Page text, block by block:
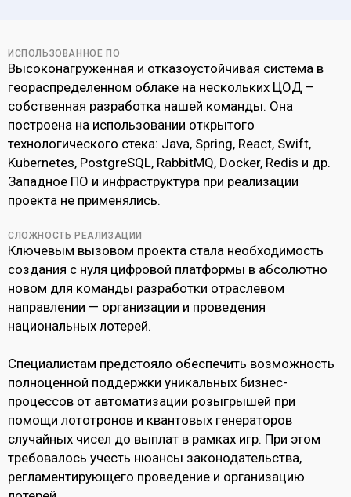
ИСПОЛЬЗОВАННОЕ ПО
Высоконагруженная и отказоустойчивая система в
геораспределенном облаке на нескольких ЦОД –
собственная разработка нашей команды. Она
построена на использовании открытого
технологического стека: Java, Spring, React, Swift,
Kubernetes, PostgreSQL, RabbitMQ, Docker, Redis и др.
Западное ПО и инфраструктура при реализации
проекта не применялись.
СЛОЖНОСТЬ РЕАЛИЗАЦИИ
Ключевым вызовом проекта стала необходимость
создания с нуля цифровой платформы в абсолютно
новом для команды разработки отраслевом
направлении — организации и проведения
национальных лотерей.
Специалистам предстояло обеспечить возможность
полноценной поддержки уникальных бизнес-
процессов от автоматизации розыгрышей при
помощи лототронов и квантовых генераторов
случайных чисел до выплат в рамках игр. При этом
требовалось учесть нюансы законодательства,
регламентирующего проведение и организацию